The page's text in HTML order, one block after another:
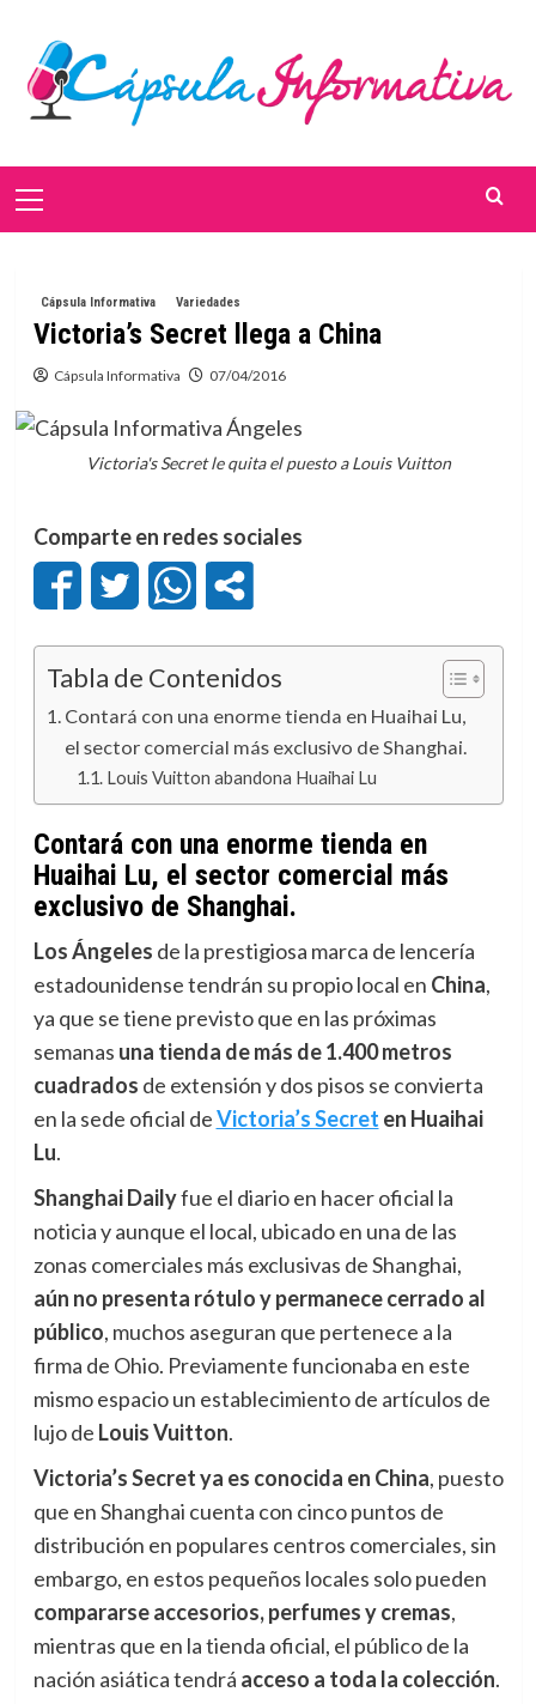
contenido
Menú
Cápsula Informativa Variedades
Victoria’s Secret llega a China
Cápsula Informativa 07/04/2016
Victoria's Secret le quita el puesto a Louis Vuitton
Comparte en redes sociales
Tabla de Contenidos
Contará con una enorme tienda en Huaihai Lu,
el sector comercial más exclusivo de Shanghai.
Louis Vuitton abandona Huaihai Lu
Contará con una enorme tienda en
Huaihai Lu, el sector comercial más
exclusivo de Shanghai.
Los Ángeles de la prestigiosa marca de lencería
estadounidense tendrán su propio local en China,
ya que se tiene previsto que en las próximas
semanas una tienda de más de 1.400 metros
cuadrados de extensión y dos pisos se convierta
en la sede oficial deVictoria’s Secret en Huaihai
Lu.
Shanghai Dailyfue el diario en hacer oficial la
noticia y aunque el local, ubicado en una de las
zonas comerciales más exclusivas de Shanghai,
aún no presenta rótulo y permanece cerrado al
público, muchos aseguran que pertenece a la
firma de Ohio. Previamente funcionaba en este
mismo espacio un establecimiento de artículos de
lujo de Louis Vuitton.
Victoria’s Secret ya es conocida en China, puesto
que en Shanghai cuenta con cinco puntos de
distribución en populares centros comerciales, sin
embargo, en estos pequeños locales solo pueden
compararse accesorios, perfumes y cremas,
mientras que en la tienda oficial, el público de la
nación asiática tendrá acceso a toda la colección.